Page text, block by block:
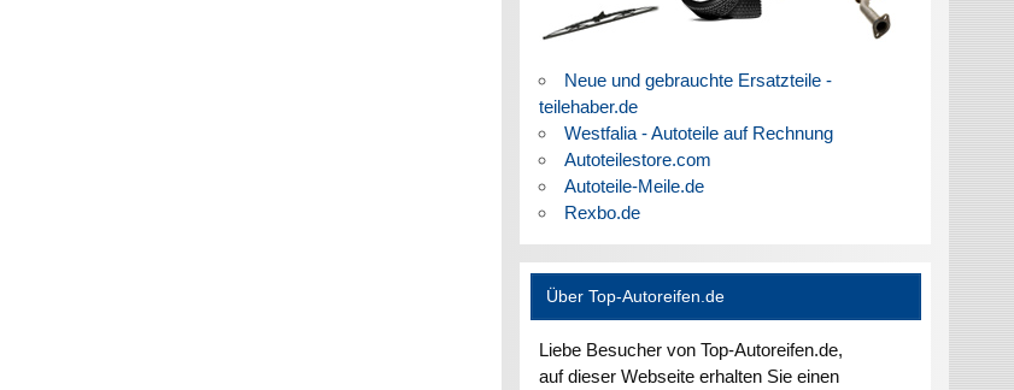
Neue und gebrauchte Ersatzteile -
teilehaber.de
Westfalia - Autoteile auf Rechnung
Autoteilestore.com
Autoteile-Meile.de
Rexbo.de
Über Top-Autoreifen.de
Liebe Besucher von Top-Autoreifen.de,
auf dieser Webseite erhalten Sie einen